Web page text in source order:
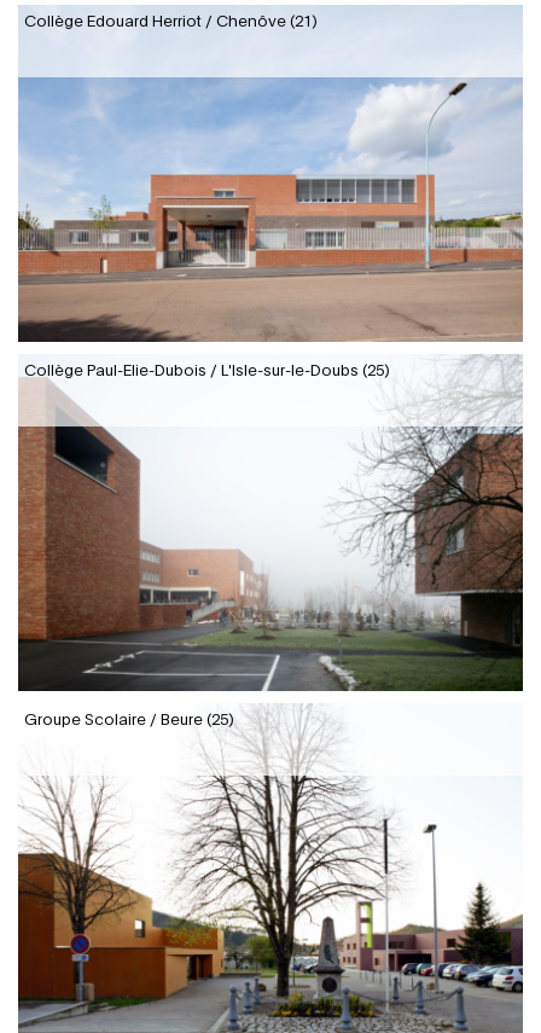
Collège Edouard Herriot / Chenôve (21)
Collège Paul-Elie-Dubois / L'Isle-sur-le-Doubs (25)
Groupe Scolaire / Beure (25)